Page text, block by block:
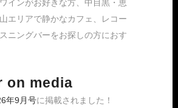
インがお好きな方、中目黒・恵
エリアで静かなカフェ、レコー
ニングバーをお探しの方におす
on media
年9月号に掲載されました！